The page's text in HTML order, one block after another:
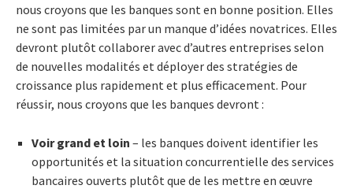
nous croyons que les banques sont en bonne position. Elles
ne sont pas limitées par un manque d’idées novatrices. Elles
devront plutôt collaborer avec d’autres entreprises selon
de nouvelles modalités et déployer des stratégies de
croissance plus rapidement et plus efficacement. Pour
réussir, nous croyons que les banques devront :
Voir grand et loin – les banques doivent identifier les
opportunités et la situation concurrentielle des services
bancaires ouverts plutôt que de les mettre en œuvre